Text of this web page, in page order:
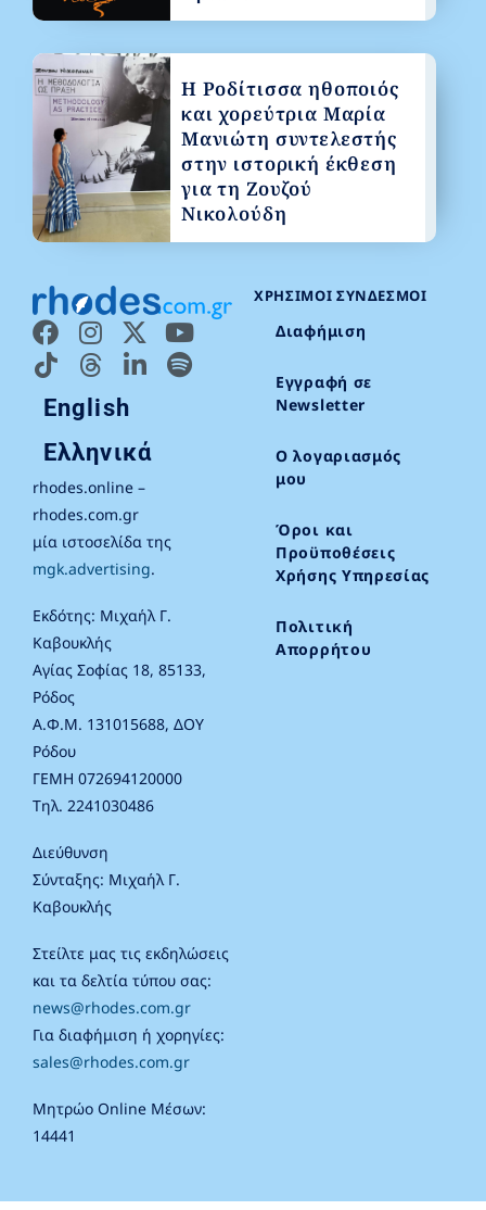
English
Ελληνικά
rhodes.online –
rhodes.com.gr
μία ιστοσελίδα της
mgk.advertising.
Εκδότης: Μιχαήλ Γ.
Καβουκλής
Αγίας Σοφίας 18, 85133,
Ρόδος
Α.Φ.Μ. 131015688, ΔΟΥ
Ρόδου
ΓΕΜΗ 072694120000
Τηλ. 2241030486
Διεύθυνση
Σύνταξης: Μιχαήλ Γ.
Καβουκλής
Στείλτε μας τις εκδηλώσεις
και τα δελτία τύπου σας:
news@rhodes.com.gr
Για διαφήμιση ή χορηγίες:
sales@rhodes.com.gr
Μητρώο Online Μέσων:
14441
ΧΡΉΣΙΜΟΙ ΣΎΝΔΕΣΜΟΙ
Διαφήμιση
Εγγραφή σε
Newsletter
Ο λογαριασμός
μου
Όροι και
Προϋποθέσεις
Χρήσης Υπηρεσίας
Πολιτική
Απορρήτου
Η Ροδίτισσα ηθοποιός
και χορεύτρια Μαρία
Μανιώτη συντελεστής
στην ιστορική έκθεση
για τη Ζουζού
Νικολούδη